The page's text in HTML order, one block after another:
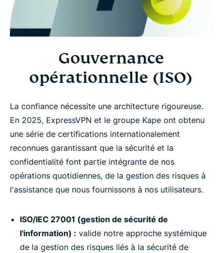
Gouvernance
opérationnelle (ISO)
La confiance nécessite une architecture rigoureuse.
En 2025, ExpressVPN et le groupe Kape ont obtenu
une série de certifications internationalement
reconnues garantissant que la sécurité et la
confidentialité font partie intégrante de nos
opérations quotidiennes, de la gestion des risques à
l'assistance que nous fournissons à nos utilisateurs.
ISO/IEC 27001 (gestion de sécurité de
l'information) : valide notre approche systémique
de la gestion des risques liés à la sécurité de